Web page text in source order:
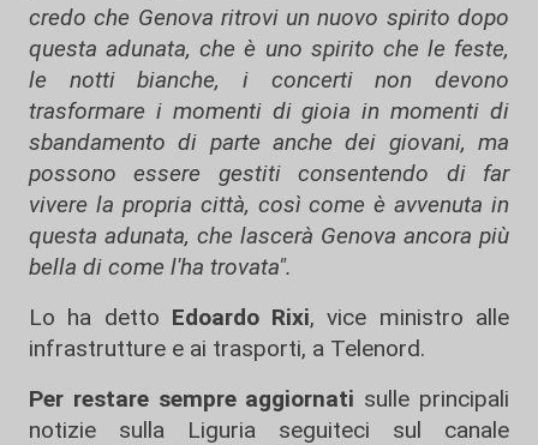
credo che Genova ritrovi un nuovo spirito dopo
questa adunata, che è uno spirito che le feste,
le notti bianche, i concerti non devono
trasformare i momenti di gioia in momenti di
sbandamento di parte anche dei giovani, ma
possono essere gestiti consentendo di far
vivere la propria città, così come è avvenuta in
questa adunata, che lascerà Genova ancora più
bella di come l'ha trovata".
Lo ha detto Edoardo Rixi, vice ministro alle
infrastrutture e ai trasporti, a Telenord.
Per restare sempre aggiornati sulle principali
notizie sulla Liguria seguiteci sul canale